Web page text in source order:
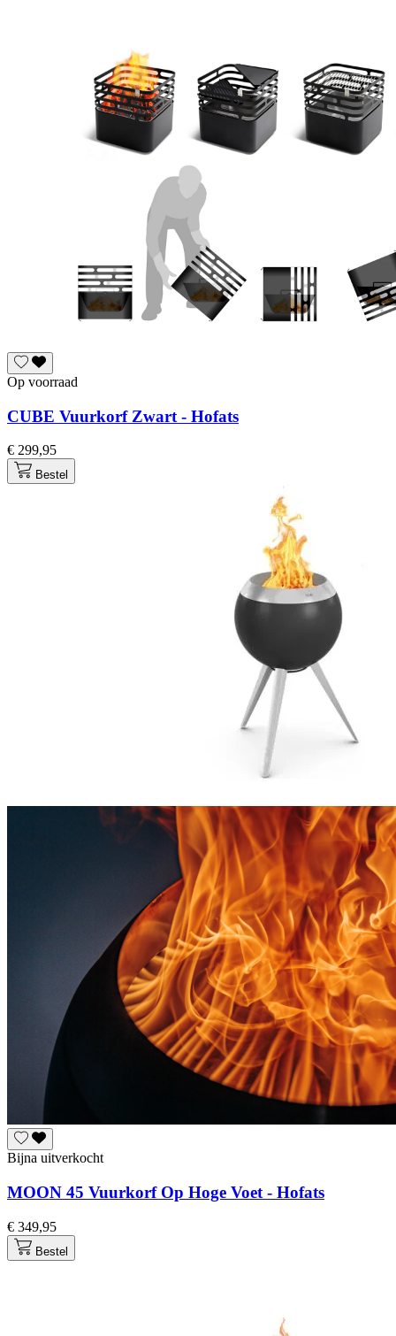
Op voorraad
CUBE Vuurkorf Zwart - Hofats
€ 299,95
Bestel
Bijna uitverkocht
MOON 45 Vuurkorf Op Hoge Voet - Hofats
€ 349,95
Bestel